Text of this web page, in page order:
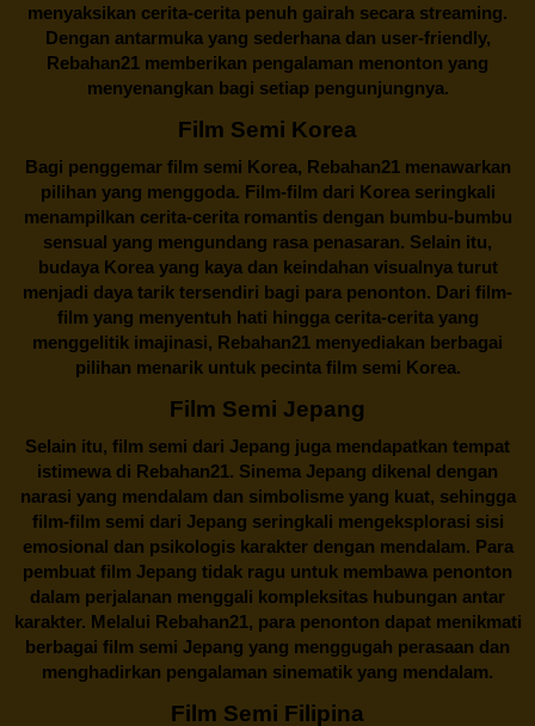
menyaksikan cerita-cerita penuh gairah secara streaming.
Dengan antarmuka yang sederhana dan user-friendly,
Rebahan21 memberikan pengalaman menonton yang
menyenangkan bagi setiap pengunjungnya.
Film Semi Korea
Bagi penggemar film semi Korea, Rebahan21menawarkan
pilihan yang menggoda. Film-film dari Korea seringkali
menampilkan cerita-cerita romantis dengan bumbu-bumbu
sensual yang mengundang rasa penasaran. Selain itu,
budaya Korea yang kaya dan keindahan visualnya turut
menjadi daya tarik tersendiri bagi para penonton. Dari film-
film yang menyentuh hati hingga cerita-cerita yang
menggelitik imajinasi, Rebahan21 menyediakan berbagai
pilihan menarik untuk pecinta film semi Korea.
Film Semi Jepang
Selain itu, film semi dari Jepang juga mendapatkan tempat
istimewa di Rebahan21. Sinema Jepang dikenal dengan
narasi yang mendalam dan simbolisme yang kuat, sehingga
film-film semi dari Jepang seringkali mengeksplorasi sisi
emosional dan psikologis karakter dengan mendalam. Para
pembuat film Jepang tidak ragu untuk membawa penonton
dalam perjalanan menggali kompleksitas hubungan antar
karakter. Melalui Rebahan21, para penonton dapat menikmati
berbagai film semi Jepang yang menggugah perasaan dan
menghadirkan pengalaman sinematik yang mendalam.
Film Semi Filipina